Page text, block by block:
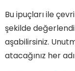
Bu ipuçları ile
şekilde
aşabilirsiniz.
atacağınız her